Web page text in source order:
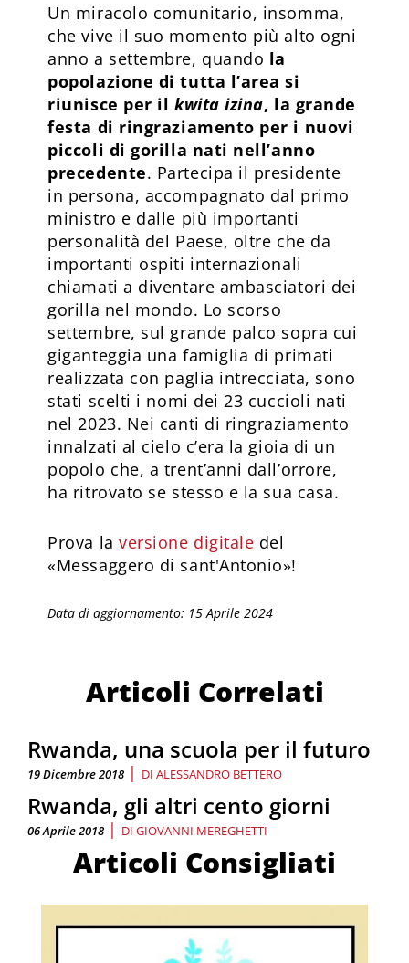
Un miracolo comunitario, insomma,
che vive il suo momento più alto ogni
anno a settembre, quando la
popolazione di tutta l’area si
riunisce per il kwita izina, la grande
festa di ringraziamento per i nuovi
piccoli di gorilla nati nell’anno
precedente. Partecipa il presidente
in persona, accompagnato dal primo
ministro e dalle più importanti
personalità del Paese, oltre che da
importanti ospiti internazionali
chiamati a diventare ambasciatori dei
gorilla nel mondo. Lo scorso
settembre, sul grande palco sopra cui
giganteggia una famiglia di primati
realizzata con paglia intrecciata, sono
stati scelti i nomi dei 23 cuccioli nati
nel 2023. Nei canti di ringraziamento
innalzati al cielo c’era la gioia di un
popolo che, a trent’anni dall’orrore,
ha ritrovato se stesso e la sua casa.
Prova laversione digitale del
«Messaggero di sant'Antonio»!
Data di aggiornamento: 15 Aprile 2024
Articoli Correlati
Rwanda, una scuola per il futuro
19 Dicembre 2018 | DI ALESSANDRO BETTERO
Rwanda, gli altri cento giorni
06 Aprile 2018 | DI GIOVANNI MEREGHETTI
Articoli Consigliati